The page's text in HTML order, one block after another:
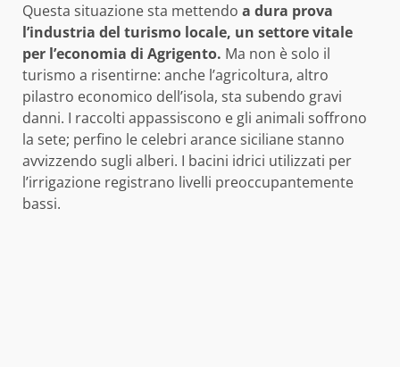
Questa situazione sta mettendo a dura prova
l’industria del turismo locale, un settore vitale
per l’economia di Agrigento. Ma non è solo il
turismo a risentirne: anche l’agricoltura, altro
pilastro economico dell’isola, sta subendo gravi
danni. I raccolti appassiscono e gli animali soffrono
la sete; perfino le celebri arance siciliane stanno
avvizzendo sugli alberi. I bacini idrici utilizzati per
l’irrigazione registrano livelli preoccupantemente
bassi.